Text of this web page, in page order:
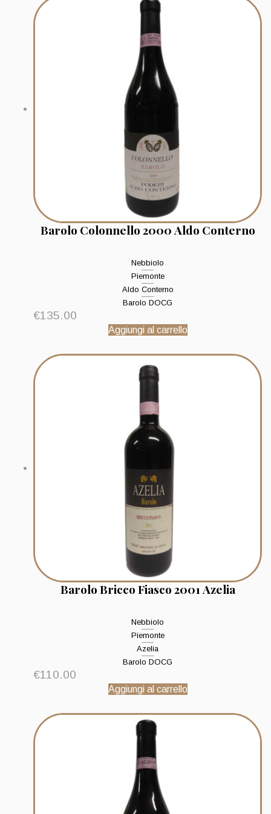
Barolo Colonnello 2000 Aldo Conterno
Nebbiolo
Piemonte
Aldo Conterno
Barolo DOCG
€135.00
Aggiungi al carrello
Barolo Bricco Fiasco 2001 Azelia
Nebbiolo
Piemonte
Azelia
Barolo DOCG
€110.00
Aggiungi al carrello